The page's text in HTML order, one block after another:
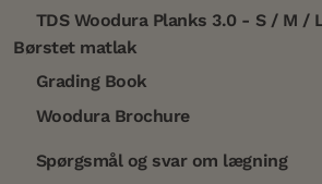
TDS Woodura Planks 3.0 - S / M /
Børstet matlak
Grading Book
Woodura Brochure
Spørgsmål og svar om lægning